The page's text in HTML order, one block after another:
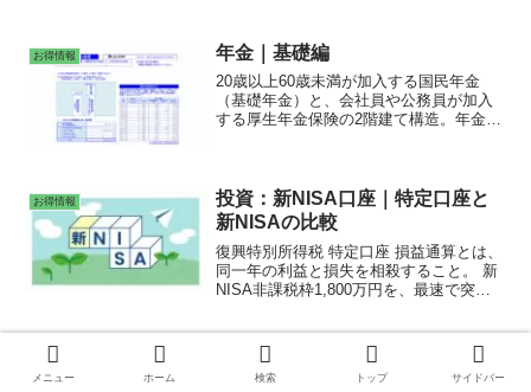
の分の買いが入るため、上昇要因にな
る。IPO 新規株式公開
ーチンカレンダー ウオッカ ピロシ
キ クレムリン エルミタージュ美術
館 ザギトワ
お得情報 年金｜基礎編
20歳以上60歳未満が加入する国民年金
（基礎年金）と、会社員や公務員が加入
する厚生年金保険の2階建て構造。年金｜
受給、繰下げ受給 障害年金 遺族年
金 寡婦年金
お得情報
投資：新NISA口座｜特定口座と
新NISAの比較
復興特別所得税 特定口座 損益通算とは、
同一年の利益と損失を相殺すること。 新
NISA非課税枠1,800万円を、最速で突破
運用コスト。 米国株式（S&P500）か、
全世界株式（オール・カントリー）か。
S&P500、オールカントリー、ナスダック
でも、ファンド資産上位に「GAFAM」が
クーポン、サンプル販売、チラシ
｜楽天クーポン、サンプル百貨
メニュー ホーム 検索 トップ サイドバー